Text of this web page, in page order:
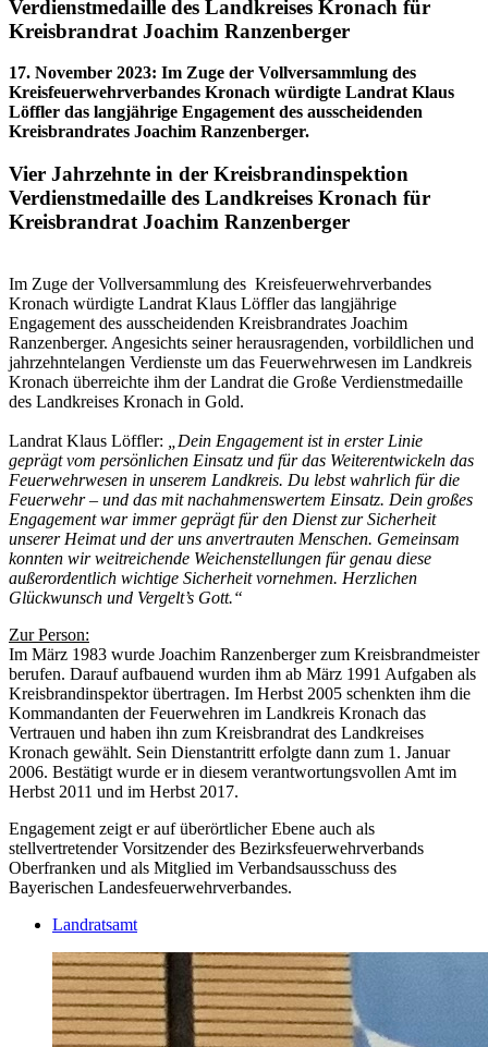
Verdienstmedaille des Landkreises Kronach für
Kreisbrandrat Joachim Ranzenberger
17. November 2023: Im Zuge der Vollversammlung des
Kreisfeuerwehrverbandes Kronach würdigte Landrat Klaus
Löffler das langjährige Engagement des ausscheidenden
Kreisbrandrates Joachim Ranzenberger.
Vier Jahrzehnte in der Kreisbrandinspektion
Verdienstmedaille des Landkreises Kronach für
Kreisbrandrat Joachim Ranzenberger
Im Zuge der Vollversammlung des Kreisfeuerwehrverbandes
Kronach würdigte Landrat Klaus Löffler das langjährige
Engagement des ausscheidenden Kreisbrandrates Joachim
Ranzenberger. Angesichts seiner herausragenden, vorbildlichen und
jahrzehntelangen Verdienste um das Feuerwehrwesen im Landkreis
Kronach überreichte ihm der Landrat die Große Verdienstmedaille
des Landkreises Kronach in Gold.
Landrat Klaus Löffler:
„Dein Engagement ist in erster Linie
geprägt vom persönlichen Einsatz und für das Weiterentwickeln das
Feuerwehrwesen in unserem Landkreis. Du lebst wahrlich für die
Feuerwehr – und das mit nachahmenswertem Einsatz. Dein großes
Engagement war immer geprägt für den Dienst zur Sicherheit
unserer Heimat und der uns anvertrauten Menschen. Gemeinsam
konnten wir weitreichende Weichenstellungen für genau diese
außerordentlich wichtige Sicherheit vornehmen. Herzlichen
Glückwunsch und Vergelt’s Gott.“
Zur Person:
Im März 1983 wurde Joachim Ranzenberger zum Kreisbrandmeister
berufen. Darauf aufbauend wurden ihm ab März 1991 Aufgaben als
Kreisbrandinspektor übertragen. Im Herbst 2005 schenkten ihm die
Kommandanten der Feuerwehren im Landkreis Kronach das
Vertrauen und haben ihn zum Kreisbrandrat des Landkreises
Kronach gewählt. Sein Dienstantritt erfolgte dann zum 1. Januar
2006. Bestätigt wurde er in diesem verantwortungsvollen Amt im
Herbst 2011 und im Herbst 2017.
Engagement zeigt er auf überörtlicher Ebene auch als
stellvertretender Vorsitzender des Bezirksfeuerwehrverbands
Oberfranken und als Mitglied im Verbandsausschuss des
Bayerischen Landesfeuerwehrverbandes.
Landratsamt